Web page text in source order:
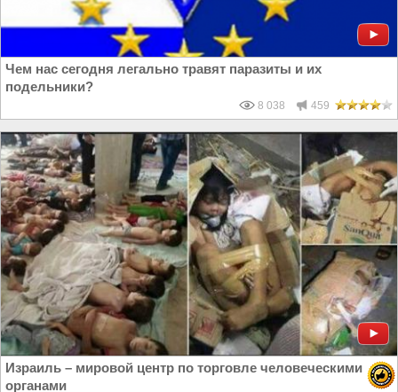
Чем нас сегодня легально травят паразиты и их
подельники?
8 038 459
Израиль – мировой центр по торговле человеческими
органами